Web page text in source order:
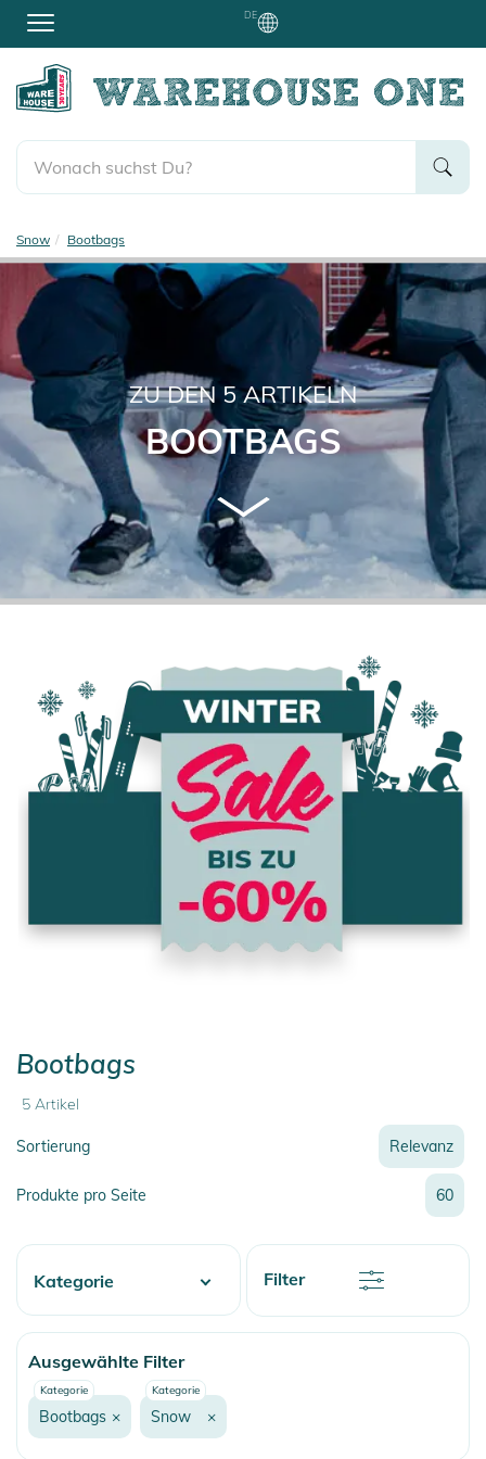
DE
Snow Bootbags
ZU DEN5ARTIKELN
BOOTBAGS
Bootbags
5 Artikel
Sortierung
Relevanz
Relevanz
Neueste
Preis
Rabatt
Name
Name
Produkte pro Seite 60
Filter
Kategorie
Skate
Fashion & More
Snow
Ausgewählte Filter
Kategorie
Bootbags ×
Kategorie
Snow ×